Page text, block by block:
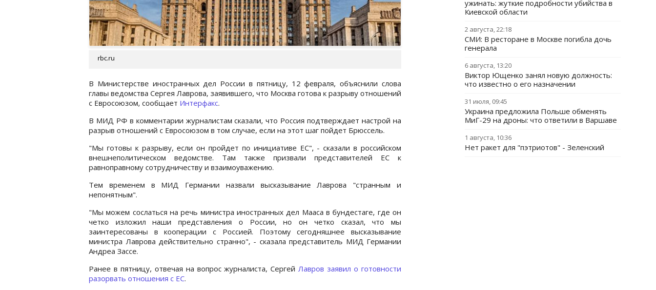
rbc.ru
В Министерстве иностранных дел России в пятницу, 12 февраля, объяснили слова
главы ведомства Сергея Лаврова, заявившего, что Москва готова к разрыву отношений
с Евросоюзом, сообщает Интерфакс.
В МИД РФ в комментарии журналистам сказали, что Россия подтверждает настрой на
разрыв отношений с Евросоюзом в том случае, если на этот шаг пойдет Брюссель.
"Мы готовы к разрыву, если он пройдет по инициативе ЕС", - сказали в российском
внешнеполитическом ведомстве. Там также призвали представителей ЕС к
равноправному сотрудничеству и взаимоуважению.
Тем временем в МИД Германии назвали высказывание Лаврова "странным и
непонятным".
"Мы можем сослаться на речь министра иностранных дел Мааса в бундестаге, где он
четко изложил наши представления о России, но он четко сказал, что мы
заинтересованы в кооперации с Россией. Поэтому сегодняшнее высказывание
министра Лаврова действительно странно", - сказала представитель МИД Германии
Андреа Зассе.
Ранее в пятницу, отвечая на вопрос журналиста, Сергей Лавров заявил о готовности
разорвать отношения с ЕС.
ужинать: жуткие подробности убийства в
Киевской области
2 августа, 22:18
СМИ: В ресторане в Москве погибла дочь
генерала
6 августа, 13:20
Виктор Ющенко занял новую должность:
что известно о его назначении
31 июля, 09:45
Украина предложила Польше обменять
МиГ-29 на дроны: что ответили в Варшаве
1 августа, 10:36
Нет ракет для "пэтриотов" - Зеленский